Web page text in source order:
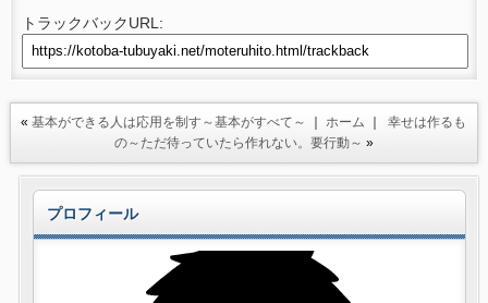
トラックバックURL:
«基本ができる人は応用を制す～基本がすべて～ ｜ホーム ｜幸せは作るも
の～ただ待っていたら作れない。要行動～ »
プロフィール